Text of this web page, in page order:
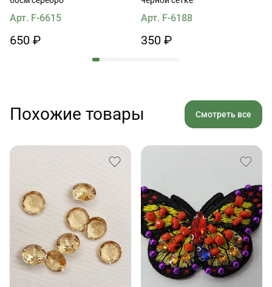
Арт. F-6615
650 ₽
Арт. F-6188
350 ₽
Похожие товары Смотреть все